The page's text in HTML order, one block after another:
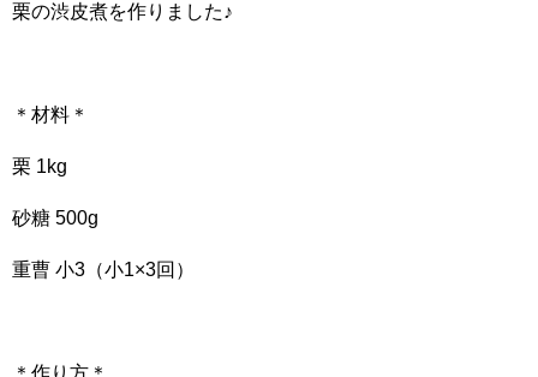
栗の渋皮煮を作りました♪
＊材料＊
栗 1kg
砂糖 500g
重曹 小3（小1×3回）
＊作り方＊